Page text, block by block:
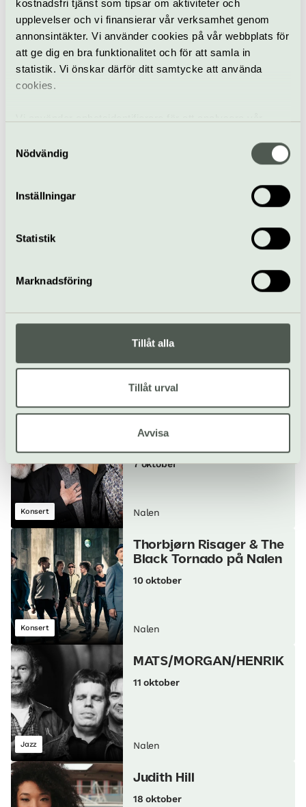
kostnadsfri tjänst som tipsar om aktiviteter och
upplevelser och vi finansierar vår verksamhet genom
annonsintäkter. Vi använder cookies på vår webbplats för
att ge dig en bra funktionalitet och för att samla in
statistik. Vi önskar därför ditt samtycke att använda
cookies.
samt tillhandahålla funktioner för sociala medier. Vi
vidarebefordrar även sådana identifierare och annan
information från din enhet till de sociala medier och
annons- och analysföretag som vi samarbetar med.
information som du har tillhandahållit eller som de har
Nödvändig
Inställningar
Statistik
Marknadsföring
Tillåt alla
Tillåt urval
Avvisa
Nalen
Konsert
Leif Kronlunds Orkester
Katherine Priddy
Konsert
The Mountain Goats på
7 oktober
Nalen
Konsert
Thorbjørn Risager & The
Black Tornado på Nalen
10 oktober
Nalen
Jazz
MATS/MORGAN/HENRIK
11 oktober
Nalen
Judith Hill
18 oktober